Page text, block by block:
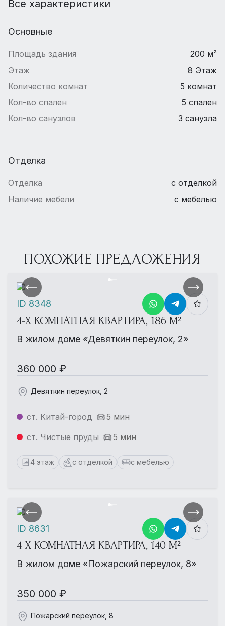
Все характеристики
Основные
Площадь здания
200 м²
Этаж
8 Этаж
Количество комнат
5 комнат
Кол-во спален
5 спален
Кол-во санузлов
3 санузла
Отделка
Отделка
с отделкой
Наличие мебели
с мебелью
ПОХОЖИЕ ПРЕДЛОЖЕНИЯ
4-Х КОМНАТНАЯ КВАРТИРА, 186 М²
В жилом доме «Девяткин переулок, 2»
360 000 ₽
Девяткин переулок, 2
ст. Китай-город
5 мин
ст. Чистые пруды
5 мин
4 этаж с отделкой с мебелью
ID 8348
4-Х КОМНАТНАЯ КВАРТИРА, 140 М²
В жилом доме «Пожарский переулок, 8»
350 000 ₽
Пожарский переулок, 8
ID 8631